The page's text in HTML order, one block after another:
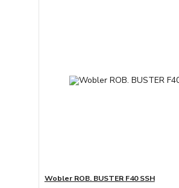
Wobler ROB. BUSTER F40 SSH